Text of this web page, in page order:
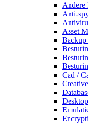
Andere
Anti-
Asset
Backup
Cad /